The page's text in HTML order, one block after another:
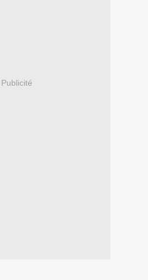
Publicité